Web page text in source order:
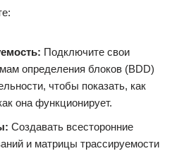
Подключите свои
определения блоков (BDD)
чтобы показать, как
она функционирует.
Создавать всесторонние
и матрицы трассируемости